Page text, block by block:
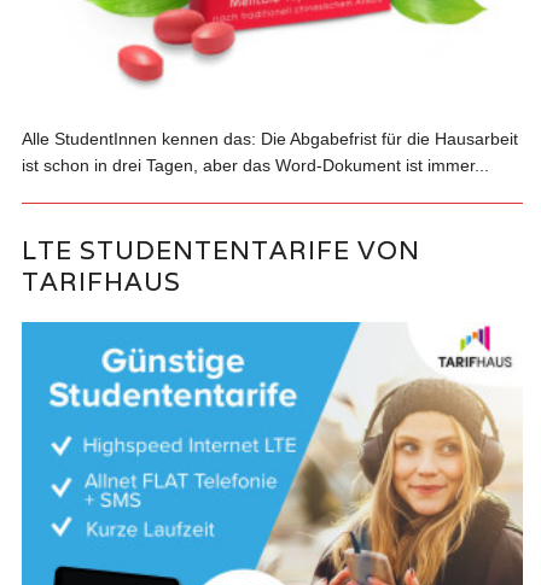
Alle StudentInnen kennen das: Die Abgabefrist für die Hausarbeit
ist schon in drei Tagen, aber das Word-Dokument ist immer...
LTE STUDENTENTARIFE VON
TARIFHAUS